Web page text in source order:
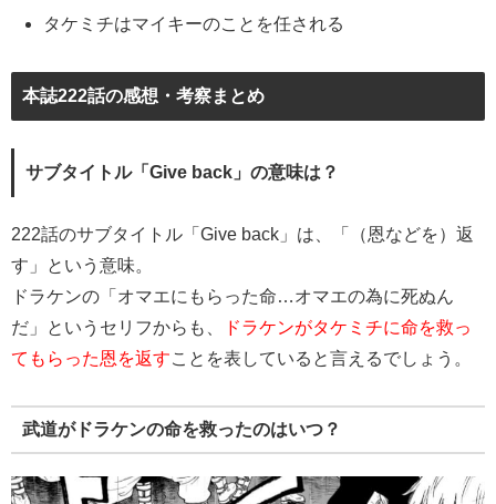
タケミチはマイキーのことを任される
本誌222話の感想・考察まとめ
サブタイトル「Give back」の意味は？
222話のサブタイトル「Give back」は、「（恩などを）返
す」という意味。
ドラケンの「オマエにもらった命…オマエの為に死ぬん
だ」というセリフからも、
ドラケンがタケミチに命を救っ
てもらった恩を返すことを表していると言えるでしょう。
武道がドラケンの命を救ったのはいつ？